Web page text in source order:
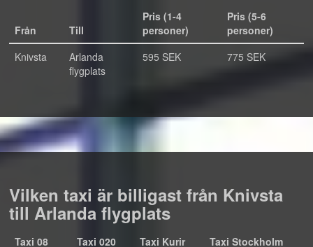
Från Till
Pris (1-4
personer)
Pris (5-6
personer)
Knivsta
Arlanda
flygplats
595 SEK 775 SEK
Vilken taxi är billigast från Knivsta
till Arlanda flygplats
Taxi 08 Taxi 020 Taxi Kurir Taxi Stockholm